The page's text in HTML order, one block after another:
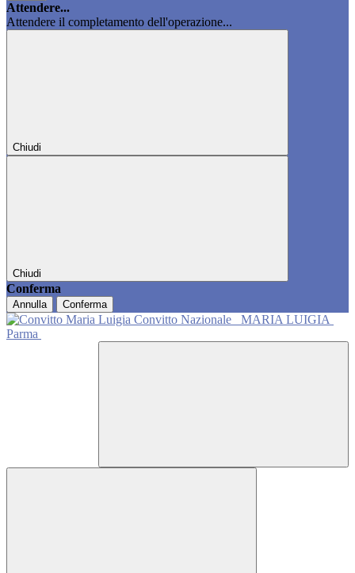
Attendere...
Attendere il completamento dell'operazione...
Chiudi
Chiudi
Conferma
Annulla Conferma
Convitto Nazionale
MARIA LUIGIA
Parma